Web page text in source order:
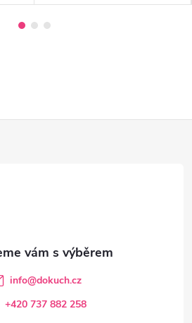
info@dokuch.cz
+420 737 882 258